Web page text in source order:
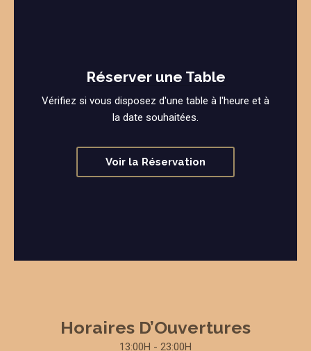
Réserver une Table
Vérifiez si vous disposez d'une table à l'heure et à
la date souhaitées.
Voir la Réservation
Horaires D’Ouvertures
13:00H - 23:00H